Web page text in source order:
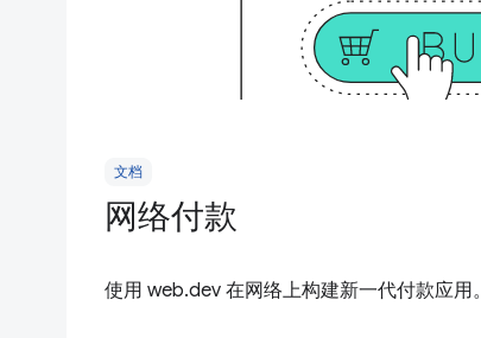
文档
网络付款
使用 web.dev 在网络上构建新一代付款应用。